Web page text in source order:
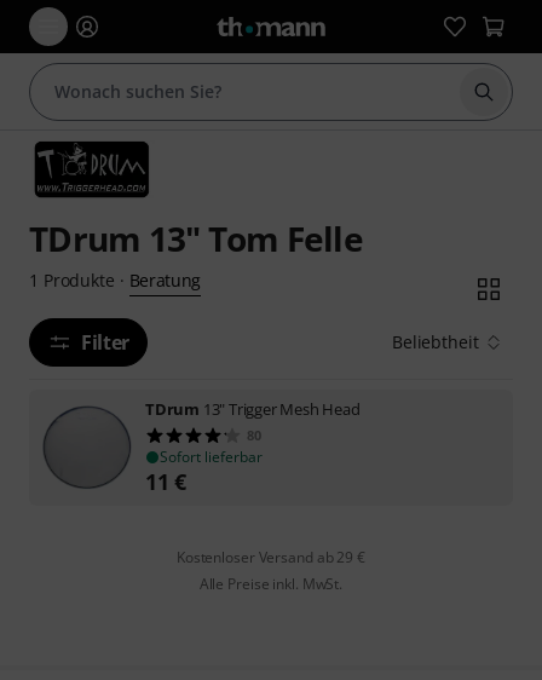
Suche
TDrum 13" Tom Felle
1 Produkte · Beratung
Filter Beliebtheit
TDrum 13" Trigger Mesh Head
80
Sofort lieferbar
11 €
Kostenloser Versand ab 29 €
Alle Preise inkl. MwSt.